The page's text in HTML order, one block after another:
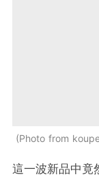
Photo from
這一波新品中竟